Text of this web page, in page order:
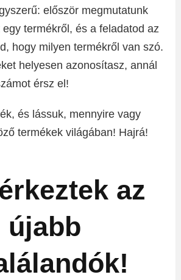
először megmutatunk
termékről, és a feladatod az
hogy milyen termékről van szó.
helyesen azonosítasz, annál
érsz el!
és lássuk, mennyire vagy
termékek világában! Hajrá!
az
újabb